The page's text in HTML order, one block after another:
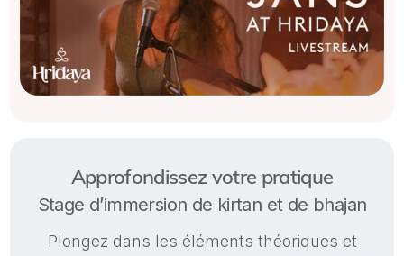
Approfondissez votre pratique
Stage d’immersion de kirtan et de bhajan
Plongez dans les éléments théoriques et